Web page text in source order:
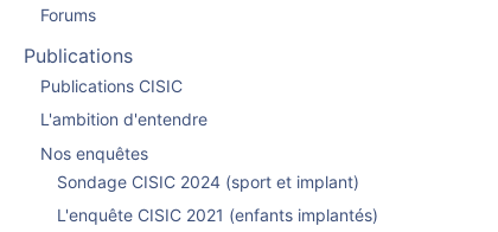
Forums
Publications
Publications CISIC
L'ambition d'entendre
Nos enquêtes
Sondage CISIC 2024 (sport et implant)
L'enquête CISIC 2021 (enfants implantés)